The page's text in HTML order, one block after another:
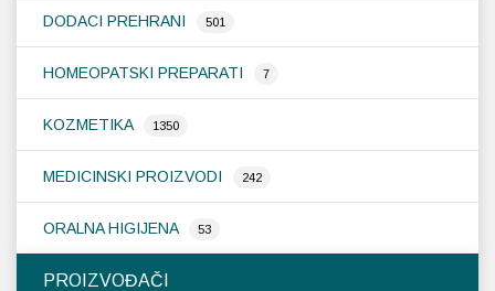
DODACI PREHRANI 501
HOMEOPATSKI PREPARATI 7
KOZMETIKA 1350
MEDICINSKI PROIZVODI 242
ORALNA HIGIJENA 53
PROIZVOĐAČI